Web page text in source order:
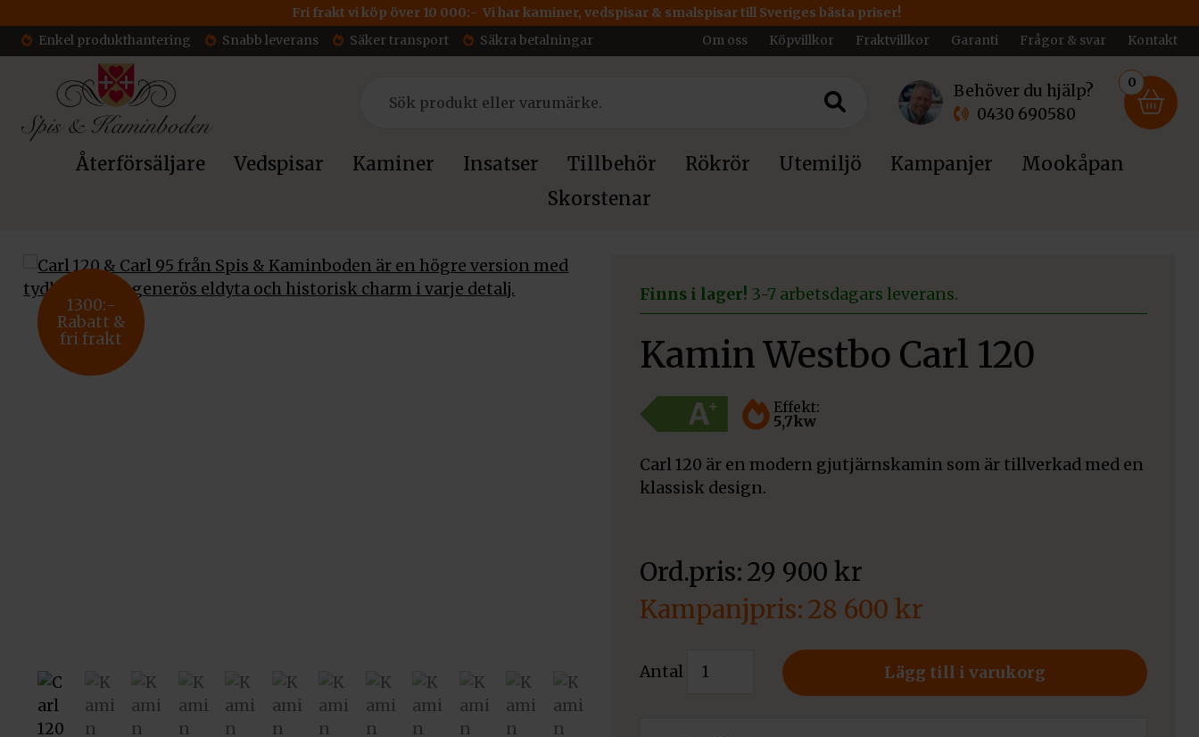
Fri frakt vi köp över 10 000:- Vi har kaminer, vedspisar & smalspisar till Sveriges bästa priser!
Enkel produkthantering
Snabb leverans Säker transport Säkra betalningar Om oss Köpvillkor Fraktvillkor Garanti Frågor & svar Kontakt
Behöver du hjälp?
0430 690580
0
Återförsäljare Vedspisar Kaminer Insatser Tillbehör Rökrör Utemiljö Kampanjer
Mookåpan
Skorstenar
1300:-
Rabatt &
fri frakt
Finns i lager! 3-7 arbetsdagars leverans.
Kamin Westbo Carl 120
Effekt:
5,7kw
Carl 120 är en modern gjutjärnskamin som är tillverkad med en
klassisk design.
29 900 kr
Det
ursprungliga
priset
28 600 kr
Antal
Westbo
Lägg till i varukorg